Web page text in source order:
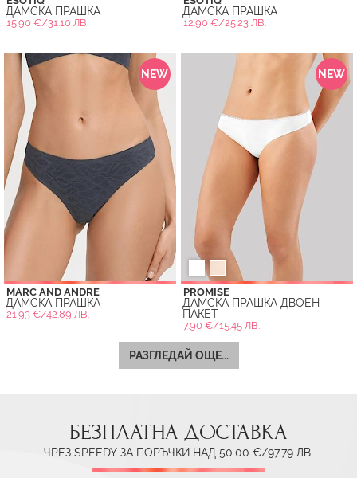
ДАМСКА ПРАШКА
15.90 €/31.10 ЛВ.
ДАМСКА ПРАШКА
12.90 €/25.23 ЛВ.
NEW
MARC AND ANDRE
ДАМСКА ПРАШКА
21.93 €/42.89 ЛВ.
NEW
PROMISE
ДАМСКА ПРАШКА ДВОЕН
ПАКЕТ
7.90 €/15.45 ЛВ.
РАЗГЛЕДАЙ ОЩЕ...
БЕЗПЛАТНА ДОСТАВКА
ЧРЕЗ SPEEDY ЗА ПОРЪЧКИ НАД 50.00 €/97.79 ЛВ.